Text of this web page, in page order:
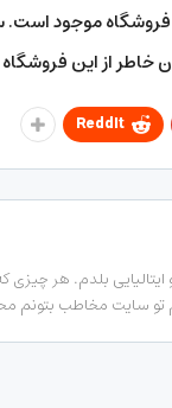
فروشگاه موجود
از این
ReddIt
بلدم. هر
سایت مخاطب بتونم